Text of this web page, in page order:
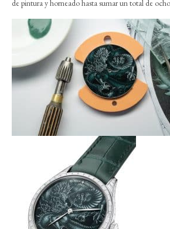
de pintura y horneado hasta sumar un total de ocho